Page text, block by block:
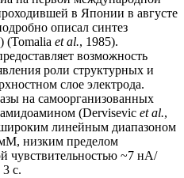
в Японии в августе
описал синтез
(Tomalia et al., 1985).
возможность
роли структурных и
слое электрода.
на самоорганизованных
(Dervisevic et al.,
широким линейным диапазоном
низким пределом
чувствительностью ~7 нА/
с.